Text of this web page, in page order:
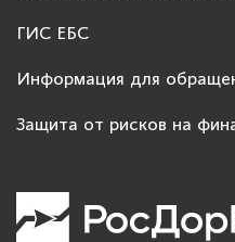
ГИС ЕБС
Информация для
Защита от рисков на